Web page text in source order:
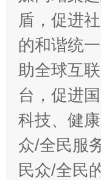
盾，促进
的和谐统
助全球互
台，促进
科技、健
众/全民服
民众/全民